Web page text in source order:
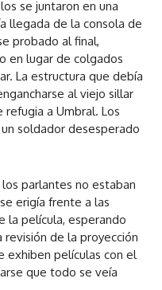
se juntaron en una
llegada de la consola de
probado al final,
en lugar de colgados
La estructura que debía
al viejo sillar
refugia a Umbral. Los
soldador desesperado
parlantes no estaban
erigía frente a las
la película, esperando
de la proyección
exhiben películas con el
que todo se veía